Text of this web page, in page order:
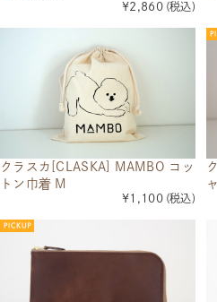
¥2,860 (税込)
クラスカ[CLASKA] MAMBO コッ
トン巾着 M
¥1,100 (税込)